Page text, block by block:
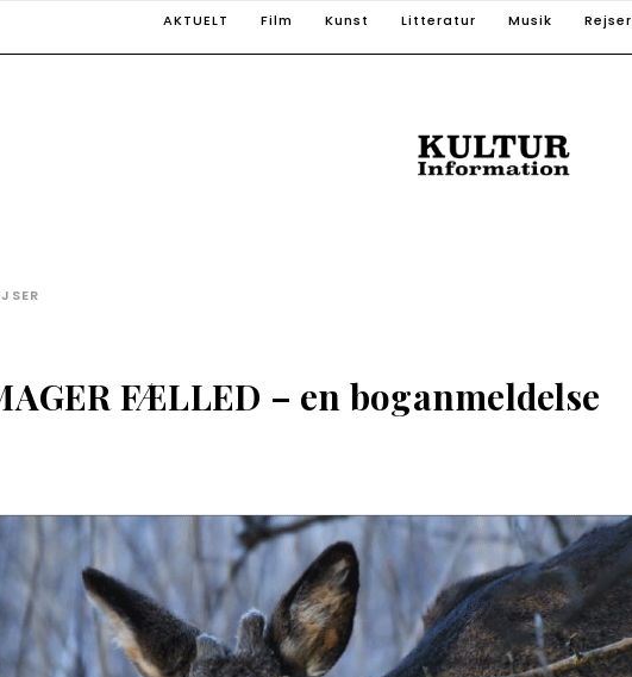
AKTUELT Film Kunst Litteratur Musik Rejser
FÆLLED – en boganmeldelse